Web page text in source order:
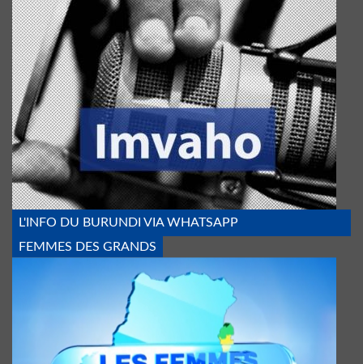
IMVAHO_1_BIS.JPG
L'INFO DU BURUNDI VIA WHATSAPP
FEMMES DES GRANDS
FEMMES_DES_GDS_LACS.PNG